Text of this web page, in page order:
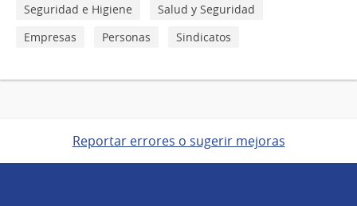
Seguridad e Higiene
Salud y Seguridad
Empresas
Personas Sindicatos
Reportar errores o sugerir mejoras